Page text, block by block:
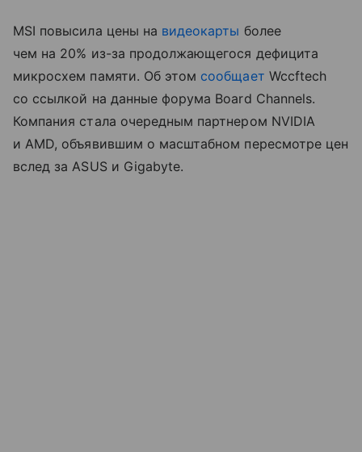
MSI повысила цены на видеокарты более
чем на 20% из-за продолжающегося дефицита
микросхем памяти. Об этом сообщает Wccftech
со ссылкой на данные форума Board Channels.
Компания стала очередным партнером NVIDIA
и AMD, объявившим о масштабном пересмотре цен
вслед за ASUS и Gigabyte.